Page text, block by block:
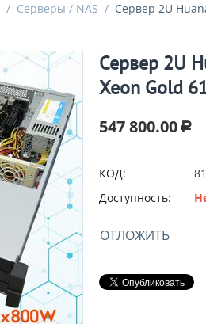
/ Серверы / NAS / Сервер 2U
Сервер 2U
Xeon Gold
547 800.00 Р
КОД:
Доступность:
ОТЛОЖИТЬ